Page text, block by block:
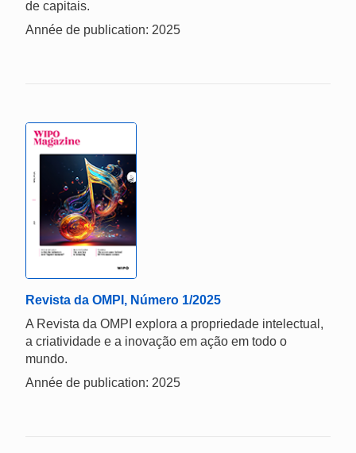
de capitais.
Année de publication: 2025
Revista da OMPI, Número 1/2025
A Revista da OMPI explora a propriedade intelectual,
a criatividade e a inovação em ação em todo o
mundo.
Année de publication: 2025